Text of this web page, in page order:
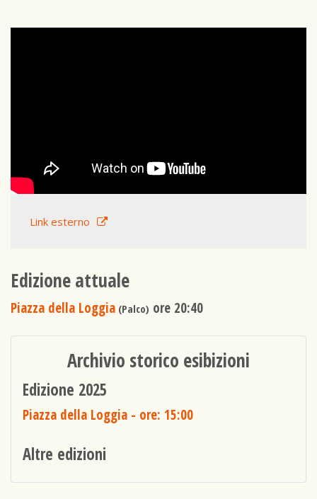
Link esterno
Edizione attuale
Piazza della Loggia (Palco) ore 20:40
Archivio storico esibizioni
Edizione 2025
Piazza della Loggia - ore: 15:00
Altre edizioni